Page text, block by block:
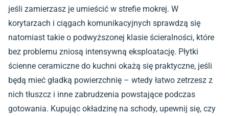
jeśli zamierzasz je umieścić w strefie mokrej. W
korytarzach i ciągach komunikacyjnych sprawdzą się
natomiast takie o podwyższonej klasie ścieralności, które
bez problemu zniosą intensywną eksploatację. Płytki
ścienne ceramiczne do kuchni okażą się praktyczne, jeśli
będą mieć gładką powierzchnię – wtedy łatwo zetrzesz z
nich tłuszcz i inne zabrudzenia powstające podczas
gotowania. Kupując okładzinę na schody, upewnij się, czy